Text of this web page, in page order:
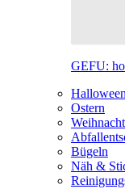
GEFU:
Halloween
Ostern
Bügeln
Näh &